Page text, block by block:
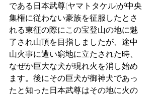
である日本武尊(ヤマトタケル)が中央
集権に従わない豪族を征服したとさ
れる東征の際にこの宝登山の地に魅
了され山頂を目指しましたが、途中
山火事に遭い窮地に立たされた時、
なぜか巨大な犬が現れ火を消し始め
ます。後にその巨犬が御神犬であっ
たと知った日本武尊はその地に火の